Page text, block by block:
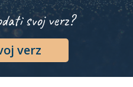
svoj verz?
verz